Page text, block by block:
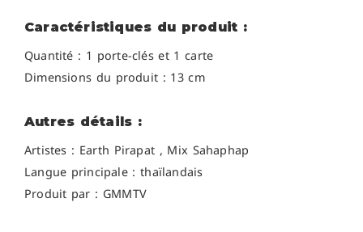
Caractéristiques du produit :
Quantité : 1 porte-clés et 1 carte
Dimensions du produit : 13 cm
Autres détails :
Artistes : Earth Pirapat , Mix Sahaphap
Langue principale : thaïlandais
Produit par : GMMTV